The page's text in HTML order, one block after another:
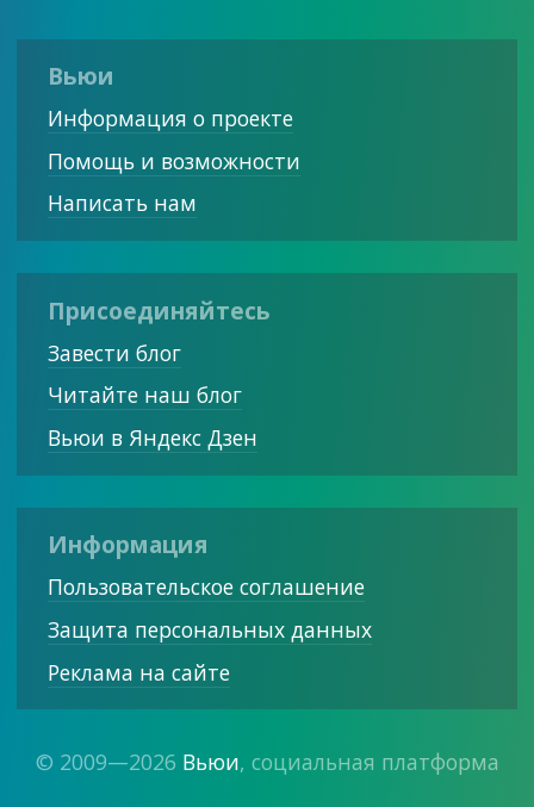
Вьюи
Информация о проекте
Помощь и возможности
Написать нам
Присоединяйтесь
Завести блог
Читайте наш блог
Вьюи в Яндекс Дзен
Информация
Пользовательское соглашение
Защита персональных данных
Реклама на сайте
© 2009—2026 Вьюи, социальная платформа